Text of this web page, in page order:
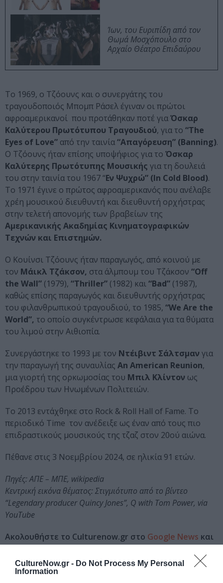
CultureNow.gr - Do Not Process My Personal
Information
Ίων, του Ευριπίδη από τον
Θωμά Μοσχόπουλο στο
Αρχαίο Θέατρο Επιδαύρου
Το 1969, ο Τζόουνς και ο συνεργάτης του
τραγουδοποιός Μπομπ Ράσελ έγιναν οι πρώτοι
αφροαμερικανοί που προτάθηκαν ποτέ γιαΌσκαρ
Καλύτερου Πρωτότυπου Τραγουδιού, για το “The
Eyes of Love” από την ταινία“Απαγόρευση” (Banning).
Ο Τζόουνς ήταν επίσης υποψήφιος για το Όσκαρ
Καλύτερης Πρωτότυπης Μουσικής για τη δουλειά
του στην ταινία του 1967 “Εν Ψυχρώ” (In Cold Blood).
Το 1971 έγινε ο πρώτος αφροαμερικανός που ανέλαβε
χρέη μουσικού διευθυντή και διευθυντή ορχήστρας
στην τελετή απονομής των βραβείων της
Αμερικανικής Ακαδημίας Κινηματογραφικών
Τεχνών και Επιστημών.
Ο Κουίνσι Τζόουνς ήταν παραγωγός, από κοινού με
τον Μάικλ Τζάκσον, στα άλμπουμ του Τζάκσον “Off
the Wall” (1979), “Thriller” (1982) και“Bad” (1987),
καθώς επίσης παραγωγός και διευθυντής ορχήστρας
του φιλανθρωπικού τραγουδιού, το 1985, “We Are the
World”, το οποίο συγκέντρωσε κεφάλαια για τα θύματα
του λιμού στην Αιθιοπία.
Συνεργάστηκε το 1993 με τον Ντέιβιντ Σάλτσμαν για
την παραγωγή της συναυλίας An American Reunion,
μια γιορτή της ορκωμοσίας του Μπιλ Κλίντον ως
Προέδρου των Ηνωμένων Πολιτειών.
Το 2013 εντάχθηκε στο Rock & Roll Hall of Fame. Το
περιοδικό Time τον ανέδειξε ως έναν από τους πιο
επιδραστικούς μουσικούς της τζαζ στον 20ού αιώνα.
Πέθανε στις 3 Νοεμβρίου 2024, σε ηλικία 91 ετών.
Πηγές: ΑΠΕ – ΜΠΕ, wikipedia
Κεντρική εικόνα θέματος: Στιγμιότυπο από το βίντεο
“Legendary producer Quincy Jones”, Q with Tom Power, via
YouTube
Ακολουθήστε το Culturenow.gr στο Google News και
Δείτε όλα τα τελευταία νέα
για την Τέχνη και τον